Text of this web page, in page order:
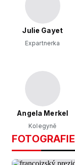
Julie Gayet
Expartnerka
Angela Merkel
Kolegyně
FOTOGRAFIE